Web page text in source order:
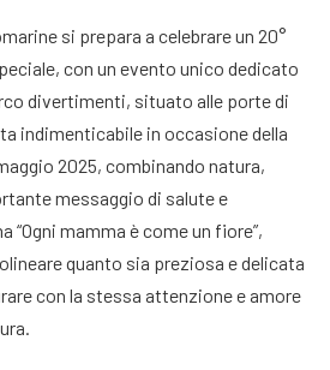
si prepara a celebrare un 20°
con un evento unico dedicato
divertimenti, situato alle porte di
indimenticabile in occasione della
2025, combinando natura,
messaggio di salute e
“Ogni mamma è come un fiore”,
quanto sia preziosa e delicata
con la stessa attenzione e amore